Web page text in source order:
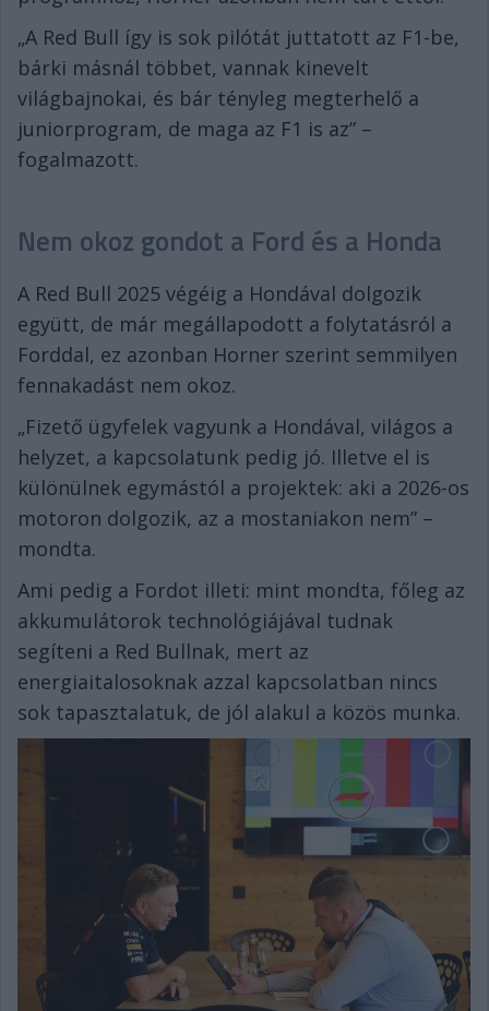
„A Red Bull így is sok pilótát juttatott az F1-be,
bárki másnál többet, vannak kinevelt
világbajnokai, és bár tényleg megterhelő a
juniorprogram, de maga az F1 is az” –
fogalmazott.
Nem okoz gondot a Ford és a Honda
A Red Bull 2025 végéig a Hondával dolgozik
együtt, de már megállapodott a folytatásról a
Forddal, ez azonban Horner szerint semmilyen
fennakadást nem okoz.
„Fizető ügyfelek vagyunk a Hondával, világos a
helyzet, a kapcsolatunk pedig jó. Illetve el is
különülnek egymástól a projektek: aki a 2026-os
motoron dolgozik, az a mostaniakon nem” –
mondta.
Ami pedig a Fordot illeti: mint mondta, főleg az
akkumulátorok technológiájával tudnak
segíteni a Red Bullnak, mert az
energiaitalosoknak azzal kapcsolatban nincs
sok tapasztalatuk, de jól alakul a közös munka.